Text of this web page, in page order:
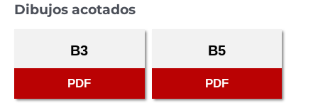
Dibujos acotados
B3
PDF
B5
PDF